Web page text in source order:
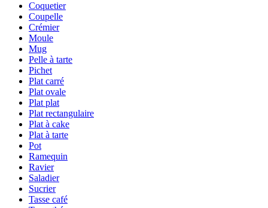
Coquetier
Coupelle
Crémier
Moule
Mug
Pelle à tarte
Pichet
Plat carré
Plat ovale
Plat plat
Plat rectangulaire
Plat à cake
Plat à tarte
Pot
Ramequin
Ravier
Saladier
Sucrier
Tasse café